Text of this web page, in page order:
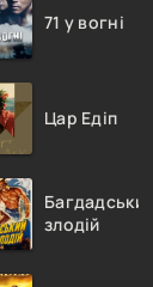
71 у вогні
Цар Едіп
Багдадський
злодій